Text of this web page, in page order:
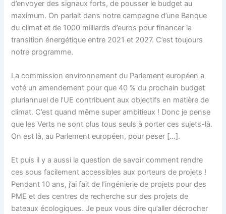
d’envoyer des signaux forts, de pousser le budget au
maximum. On parlait dans notre campagne d’une Banque
du climat et de 1000 milliards d’euros pour financer la
transition énergétique entre 2021 et 2027. C’est toujours
notre programme.
La commission environnement du Parlement européen a
voté un amendement pour que 40 % du prochain budget
pluriannuel de l’UE contribuent aux objectifs en matière de
climat. C’est quand même super ambitieux ! Donc je pense
que les Verts ne sont plus tous seuls à porter ces sujets-là.
On est là, au Parlement européen, pour peser […].
Et puis il y a aussi la question de savoir comment rendre
ces sous facilement accessibles aux porteurs de projets !
Pendant 10 ans, j’ai fait de l’ingénierie de projets pour des
PME et des centres de recherche sur des projets de
bateaux écologiques. Je peux vous dire qu’aller décrocher